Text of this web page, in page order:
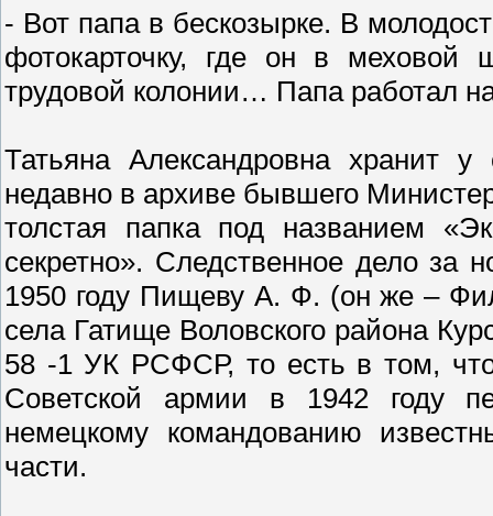
- Вот папа в бескозырке. В
фотокарточку, где он в меховой
трудовой колонии… Папа работал
Татьяна Александровна хранит
недавно в архиве бывшего
толстая папка под названием
секретно». Следственное дело за
1950 году Пищеву А. Ф. (он же –
села Гатище Воловского района
58 -1 УК РСФСР, то есть в том,
Советской армии в 1942 году
немецкому командованию
части.